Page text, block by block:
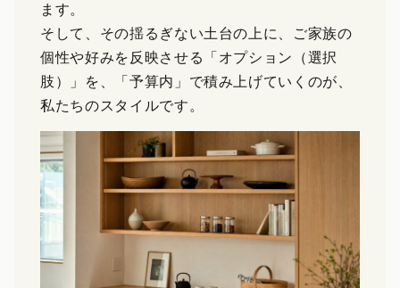
ます。
そして、その揺るぎない土台の上に、ご家族の
個性や好みを反映させる「オプション（選択
肢）」を、「予算内」で積み上げていくのが、
私たちのスタイルです。